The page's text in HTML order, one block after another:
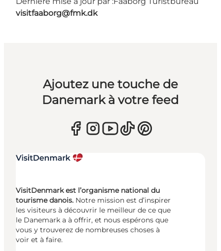
visitfaaborg@fmk.dk
Ajoutez une touche de
Danemark à votre feed
VisitDenmark est l’organisme national du
tourisme danois. Notre mission est d’inspirer
les visiteurs à découvrir le meilleur de ce que
le Danemark a à offrir, et nous espérons que
vous y trouverez de nombreuses choses à
voir et à faire.